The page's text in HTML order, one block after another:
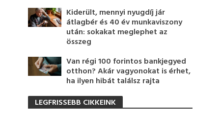
Kiderült, mennyi nyugdíj jár
átlagbér és 40 év munkaviszony
után: sokakat meglephet az
összeg
Van régi 100 forintos bankjegyed
otthon? Akár vagyonokat is érhet,
ha ilyen hibát találsz rajta
LEGFRISSEBB CIKKEINK